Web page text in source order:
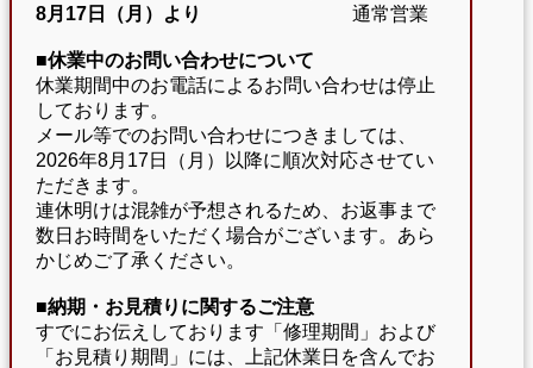
8月17日（月）より
通常営業
■休業中のお問い合わせについて
休業期間中のお電話によるお問い合わせは停止
しております。
メール等でのお問い合わせにつきましては、
2026年8月17日（月）以降に順次対応させてい
ただきます。
連休明けは混雑が予想されるため、お返事まで
数日お時間をいただく場合がございます。あら
かじめご了承ください。
■納期・お見積りに関するご注意
すでにお伝えしております「修理期間」および
「お見積り期間」には、上記休業日を含んでお